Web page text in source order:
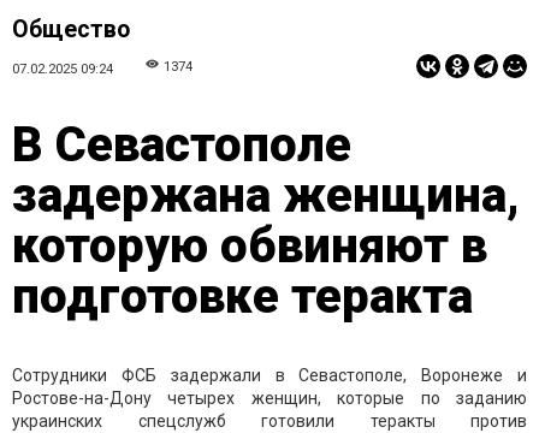
Общество
07.02.2025 09:24 1374
В Севастополе
задержана женщина,
которую обвиняют в
подготовке теракта
Сотрудники ФСБ задержали в Севастополе, Воронеже и
Ростове-на-Дону четырех женщин, которые по заданию
украинских спецслужб готовили теракты против